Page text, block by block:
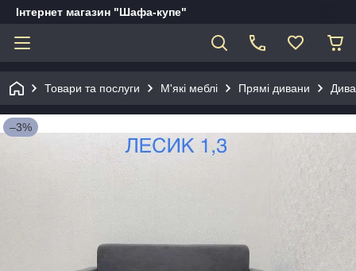
Інтернет магазин "Шафа-купе"
Товари та послуги М'які меблі Прямі дивани
–3%